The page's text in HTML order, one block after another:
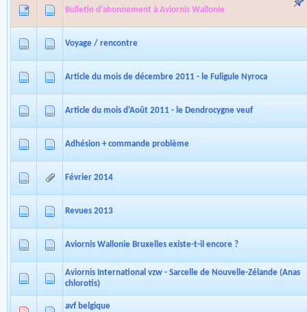
Bulletin d'abonnement à Aviornis Wallonie
Voyage / rencontre
Article du mois de décembre 2011 - le Fuligule Nyroca
Article du mois d'Août 2011 - le Dendrocygne veuf
Adhésion + commande problème
Février 2014
Revues 2013
Aviornis Wallonie Bruxelles existe-t-il encore ?
Aviornis International vzw - Sarcelle de Nouvelle-Zélande (Anas
chlorotis)
avf belgique